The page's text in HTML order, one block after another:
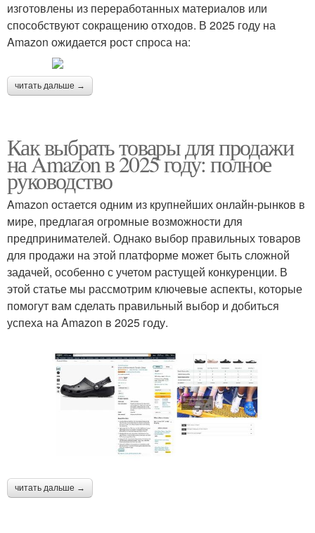
изготовлены из переработанных материалов или
способствуют сокращению отходов. В 2025 году на
Amazon ожидается рост спроса на:
читать дальше →
Как выбрать товары для продажи
на Amazon в 2025 году: полное
руководство
Amazon остается одним из крупнейших онлайн-рынков в
мире, предлагая огромные возможности для
предпринимателей. Однако выбор правильных товаров
для продажи на этой платформе может быть сложной
задачей, особенно с учетом растущей конкуренции. В
этой статье мы рассмотрим ключевые аспекты, которые
помогут вам сделать правильный выбор и добиться
успеха на Amazon в 2025 году.
читать дальше →